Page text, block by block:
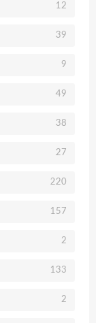
12
39
9
49
38
27
220
157
2
133
2